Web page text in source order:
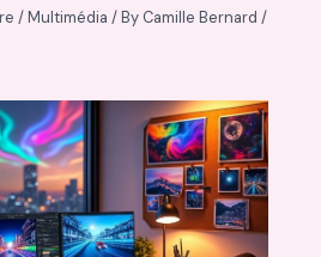
/Multimédia / By Camille Bernard/